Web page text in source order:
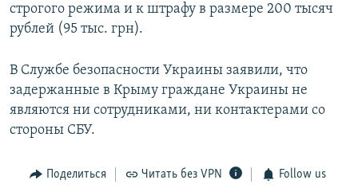
строгого режима и к штрафу в размере 200 тысяч
рублей (95 тыс. грн).
В Службе безопасности Украины заявили, что
задержанные в Крыму граждане Украины не
являются ни сотрудниками, ни контактерами со
стороны СБУ.
Поделиться Читать без VPN Follow us